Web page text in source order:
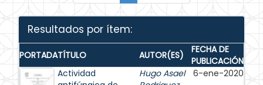
Resultados por ítem:
PORTADATÍTULO AUTOR(ES)
FECHA DE
PUBLICACIÓN
Actividad
Hugo Asael
6-ene-2020